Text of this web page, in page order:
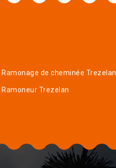
Ramonage de cheminée Trezelan
Ramoneur Trezelan